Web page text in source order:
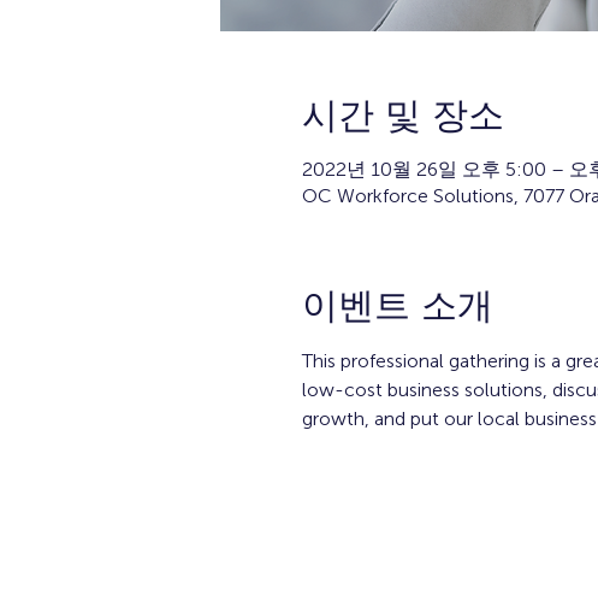
시간 및 장소
2022년 10월 26일 오후 5:00 – 오
OC Workforce Solutions, 7077
이벤트 소개
This professional gathering is a
low-cost business solutions,
growth, and put our local